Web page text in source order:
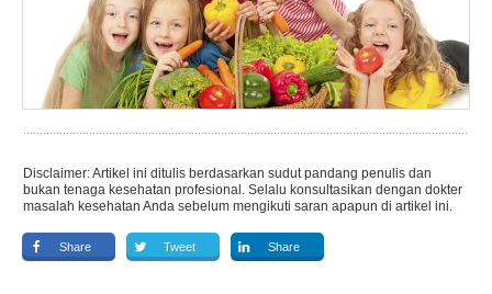
Disclaimer: Artikel ini ditulis berdasarkan sudut pandang penulis dan
bukan tenaga kesehatan profesional. Selalu konsultasikan dengan dokter
masalah kesehatan Anda sebelum mengikuti saran apapun di artikel ini.
Share Tweet Share